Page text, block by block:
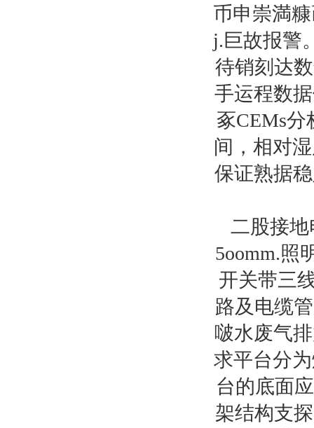
币申崇満
j.巨故报警
待销刻达
手运程数
豖CEMs分
间，相对
保证熟据
二股接
5oomm.照
开关带三
路及电缆
啵水废气
求平台分
台的底面
架结构支